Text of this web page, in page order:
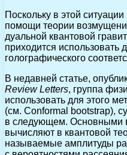
Поскольку в этой
помощи теории
дуальной квантовой
приходится использовать
голографического
В недавней статье,
Review Letters, группа
использовать для этого
(см. Conformal bootstrap),
в следующем. Основными
вычисляют в квантовой
называемые амплитуды